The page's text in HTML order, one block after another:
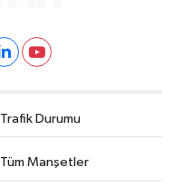
Trafik Durumu
Tüm Manşetler